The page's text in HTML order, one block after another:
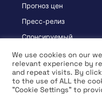
Прогноз цен
Пресс-релиз
Спонсируемый
УЗНАВАЙ
Интервью
We use cookies on our
relevant experience by
and repeat visits. By
to the use of ALL the
"Cookie Settings" to